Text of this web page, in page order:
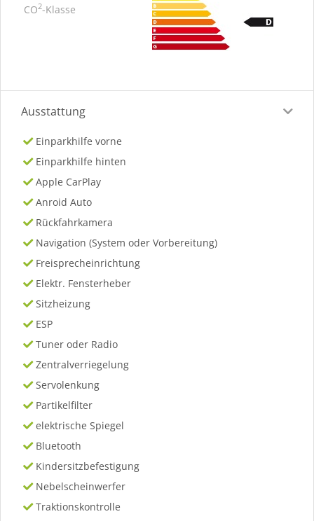
CO2-Klasse
Ausstattung
Einparkhilfe vorne
Einparkhilfe hinten
Apple CarPlay
Anroid Auto
Rückfahrkamera
Navigation (System oder Vorbereitung)
Freisprecheinrichtung
Elektr. Fensterheber
Sitzheizung
ESP
Tuner oder Radio
Zentralverriegelung
Servolenkung
Partikelfilter
elektrische Spiegel
Bluetooth
Kindersitzbefestigung
Nebelscheinwerfer
Traktionskontrolle